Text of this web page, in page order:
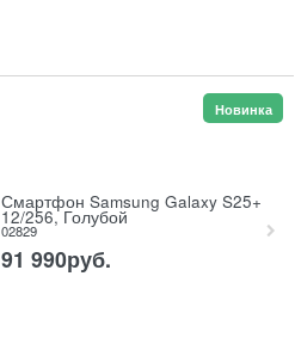
Смартфон Samsung Galaxy S25+
12/256, Голубой
02829
91 990руб.
Новинка